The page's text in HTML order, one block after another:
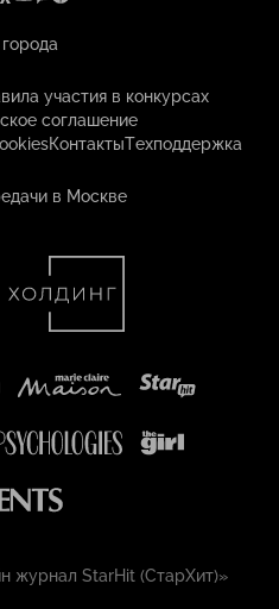
участия в конкурсах
соглашение
КонтактыТехподдержка
в Москве
журнал StarHit (СтарХит)»